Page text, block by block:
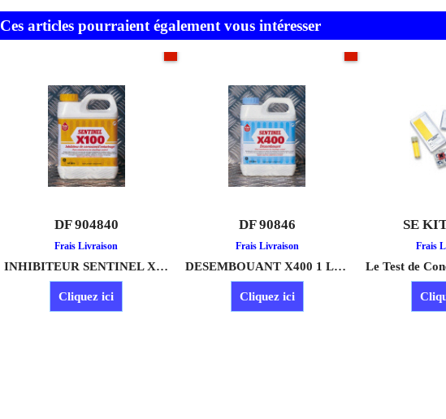
Ces articles pourraient également vous intéresser
En stock
DF 904840
71.22 €64.10
€76.92 T.T.C.
INHIBITEUR SENTINEL X100 1 LITRE
Cliquez ici
En stock
DF 90846
67.67 €60.90 H.T.
€73.08 T.T.C.
DESEMBOUANT X400 1 LITRE
Cliquez ici
SE
54.78 €
€